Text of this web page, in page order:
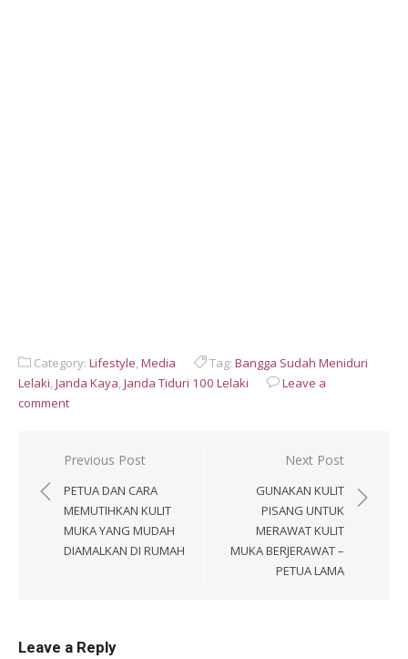
Category: Lifestyle,Media Tag: Bangga Sudah Meniduri
Lelaki,Janda Kaya,Janda Tiduri 100 Lelaki
Leave a
comment
Post
navigation
Previous Post
PETUA DAN CARA
MEMUTIHKAN KULIT
MUKA YANG MUDAH
DIAMALKAN DI RUMAH
Next Post
GUNAKAN KULIT
PISANG UNTUK
MERAWAT KULIT
MUKA BERJERAWAT –
PETUA LAMA
Leave a Reply